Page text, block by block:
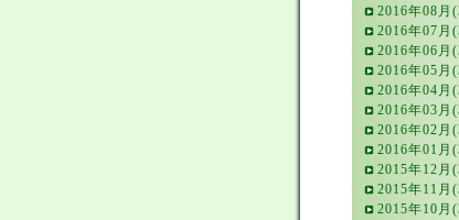
2016年08月
2016年07月
2016年06月
2016年05月
2016年04月
2016年03月
2016年02月
2016年01月
2015年12月
2015年11月
2015年10月